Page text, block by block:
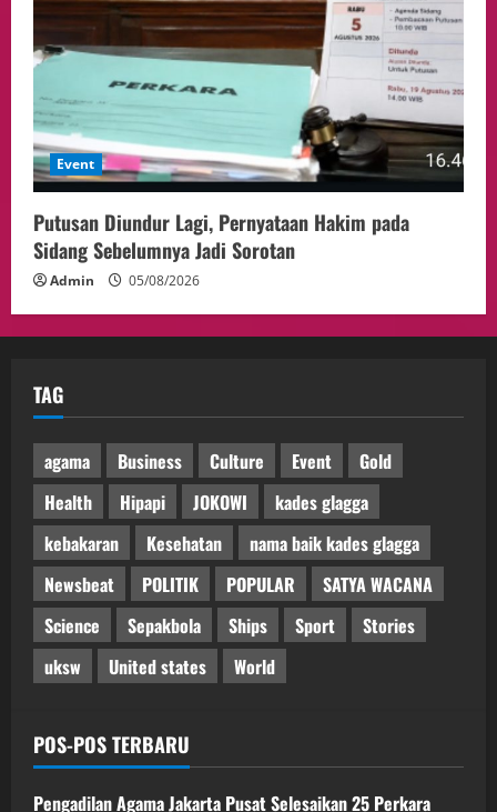
Event
Putusan Diundur Lagi, Pernyataan Hakim pada
Sidang Sebelumnya Jadi Sorotan
Admin 05/08/2026
TAG
agama Business Culture Event
Gold
Health
Hipapi JOKOWI
kades glagga
kebakaran
Kesehatan
nama baik kades glagga
Newsbeat
POLITIK POPULAR
SATYA WACANA
Science
Sepakbola Ships Sport
Stories
uksw
United states World
POS-POS TERBARU
Pengadilan Agama Jakarta Pusat Selesaikan 25 Perkara